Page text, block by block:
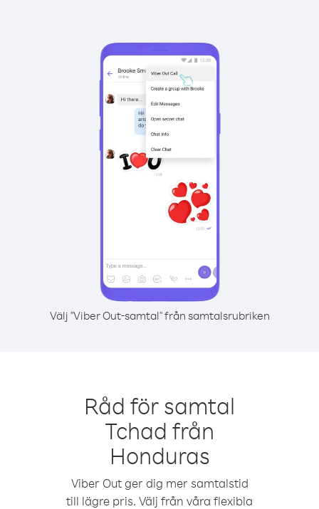
Välj "Viber Out-samtal" från samtalsrubriken
Råd för samtal
Tchad från
Honduras
Viber Out ger dig mer samtalstid
till lägre pris. Välj från våra flexibla